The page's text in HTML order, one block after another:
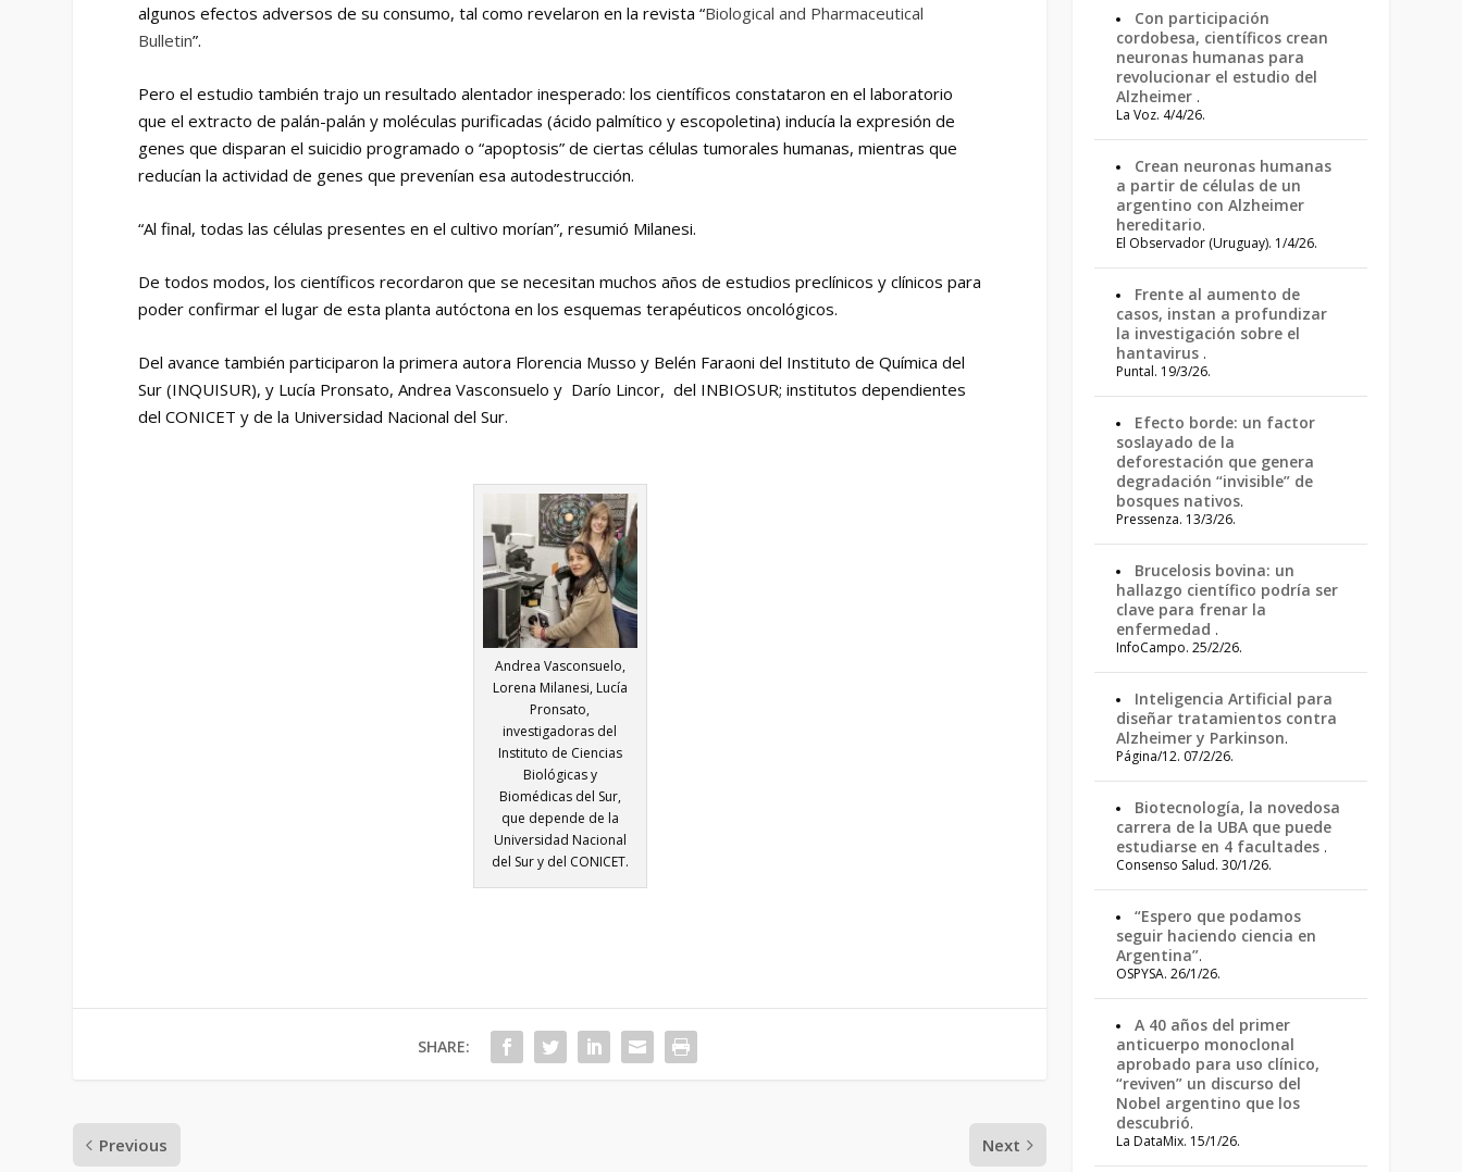
algunos efectos adversos de su consumo, tal como revelaron en la revista “Biological and Pharmaceutical
Bulletin”.
Pero el estudio también trajo un resultado alentador inesperado: los científicos constataron en el laboratorio
que el extracto de palán-palán y moléculas purificadas (ácido palmítico y escopoletina) inducía la expresión de
genes que disparan el suicidio programado o “apoptosis” de ciertas células tumorales humanas, mientras que
reducían la actividad de genes que prevenían esa autodestrucción.
“Al final, todas las células presentes en el cultivo morían”, resumió Milanesi.
De todos modos, los científicos recordaron que se necesitan muchos años de estudios preclínicos y clínicos para
poder confirmar el lugar de esta planta autóctona en los esquemas terapéuticos oncológicos.
Del avance también participaron la primera autora Florencia Musso y Belén Faraoni del Instituto de Química del
Sur (INQUISUR), y Lucía Pronsato, Andrea Vasconsuelo y Darío Lincor, del INBIOSUR; institutos dependientes
del CONICET y de la Universidad Nacional del Sur.
Andrea Vasconsuelo,
Lorena Milanesi, Lucía
Pronsato,
investigadoras del
Instituto de Ciencias
Biológicas y
Biomédicas del Sur,
que depende de la
Universidad Nacional
del Sur y del CONICET.
SHARE:
Previous Next
Con participación
cordobesa, científicos crean
neuronas humanas para
revolucionar el estudio del
Alzheimer .
La Voz. 4/4/26.
Crean neuronas humanas
a partir de células de un
argentino con Alzheimer
hereditario.
El Observador (Uruguay). 1/4/26.
Frente al aumento de
casos, instan a profundizar
la investigación sobre el
hantavirus .
Puntal. 19/3/26.
Efecto borde: un factor
soslayado de la
deforestación que genera
degradación “invisible” de
bosques nativos.
Pressenza. 13/3/26.
Brucelosis bovina: un
hallazgo científico podría ser
clave para frenar la
enfermedad .
InfoCampo. 25/2/26.
Inteligencia Artificial para
diseñar tratamientos contra
Alzheimer y Parkinson.
Página/12. 07/2/26.
Biotecnología, la novedosa
carrera de la UBA que puede
estudiarse en 4 facultades .
Consenso Salud. 30/1/26.
“Espero que podamos
seguir haciendo ciencia en
Argentina”.
OSPYSA. 26/1/26.
A 40 años del primer
anticuerpo monoclonal
aprobado para uso clínico,
“reviven” un discurso del
Nobel argentino que los
descubrió.
La DataMix. 15/1/26.